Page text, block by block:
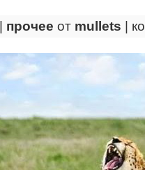
прочее от mullets